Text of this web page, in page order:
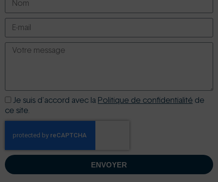
Je suis d'accord avec la Politique de confidentialité de
ce site.
ENVOYER